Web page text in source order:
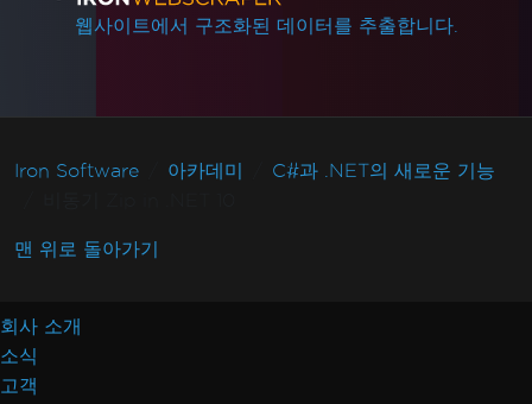
웹사이트에서 구조화된 데이터를 추출합니다.
Iron Software 아카데미
C#과 .NET의 새로운 기능
맨 위로 돌아가기
회사 소개
소식
고객